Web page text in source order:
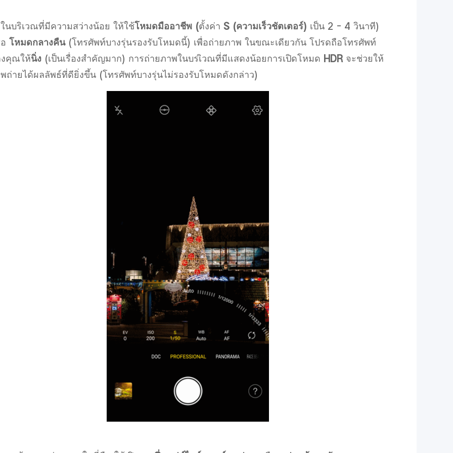
ในบริเวณที่มีความสว่างน้อย ให้ใช้โหมดมืออาชีพ (ตั้งค่า S (ความเร็วชัตเตอร์) เป็น 2 - 4 วินาที)
โหมดกลางคืน (โทรศัพท์บางรุ่นรองรับโหมดนี้) เพื่อถ่ายภาพ ในขณะเดียวกัน โปรดถือโทรศัพท์
คุณให้นิ่ง (เป็นเรื่องสำคัญมาก) การถ่ายภาพในบรเิวณที่มีแสดงน้อยการเปิดโหมด HDR จะช่วยให้
ถ่ายได้ผลลัพธ์ที่ดียิ่งขึ้น (โทรศัพท์บางรุ่นไม่รองรับโหมดดังกล่าว)